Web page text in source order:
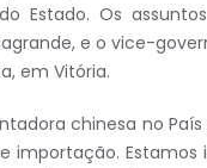
Estado. Os
e o vice-
em Vitória.
chinesa no
importação.